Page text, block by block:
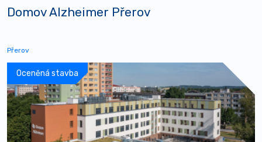
Domov Alzheimer Přerov
Přerov
Oceněná stavba